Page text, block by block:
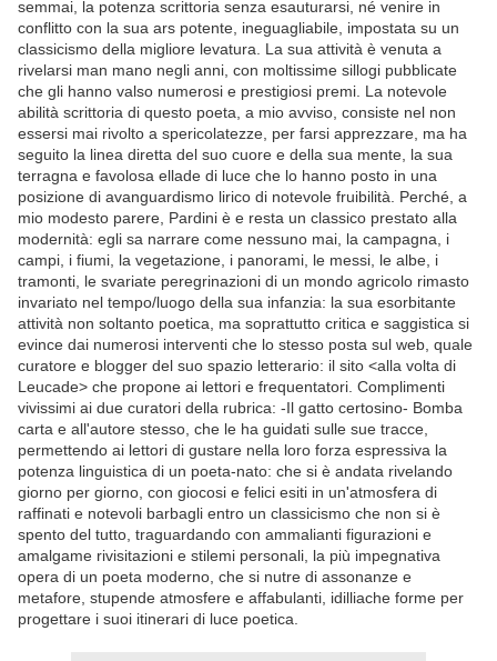
semmai, la potenza scrittoria senza esauturarsi, né venire in
conflitto con la sua ars potente, ineguagliabile, impostata su un
classicismo della migliore levatura. La sua attività è venuta a
rivelarsi man mano negli anni, con moltissime sillogi pubblicate
che gli hanno valso numerosi e prestigiosi premi. La notevole
abilità scrittoria di questo poeta, a mio avviso, consiste nel non
essersi mai rivolto a spericolatezze, per farsi apprezzare, ma ha
seguito la linea diretta del suo cuore e della sua mente, la sua
terragna e favolosa ellade di luce che lo hanno posto in una
posizione di avanguardismo lirico di notevole fruibilità. Perché, a
mio modesto parere, Pardini è e resta un classico prestato alla
modernità: egli sa narrare come nessuno mai, la campagna, i
campi, i fiumi, la vegetazione, i panorami, le messi, le albe, i
tramonti, le svariate peregrinazioni di un mondo agricolo rimasto
invariato nel tempo/luogo della sua infanzia: la sua esorbitante
attività non soltanto poetica, ma soprattutto critica e saggistica si
evince dai numerosi interventi che lo stesso posta sul web, quale
curatore e blogger del suo spazio letterario: il sito <alla volta di
Leucade> che propone ai lettori e frequentatori. Complimenti
vivissimi ai due curatori della rubrica: -Il gatto certosino- Bomba
carta e all'autore stesso, che le ha guidati sulle sue tracce,
permettendo ai lettori di gustare nella loro forza espressiva la
potenza linguistica di un poeta-nato: che si è andata rivelando
giorno per giorno, con giocosi e felici esiti in un'atmosfera di
raffinati e notevoli barbagli entro un classicismo che non si è
spento del tutto, traguardando con ammalianti figurazioni e
amalgame rivisitazioni e stilemi personali, la più impegnativa
opera di un poeta moderno, che si nutre di assonanze e
metafore, stupende atmosfere e affabulanti, idilliache forme per
progettare i suoi itinerari di luce poetica.